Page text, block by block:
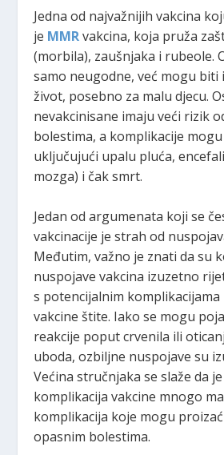
Jedna od najvažnijih vakcina
je MMRvakcina, koja pruža
(morbila), zaušnjaka i rubeole.
samo neugodne, već mogu biti
život, posebno za malu djecu.
nevakcinisane imaju veći rizik
bolestima, a komplikacije
uključujući upalu pluća,
mozga) i čak smrt.
Jedan od argumenata koji se
vakcinacije je strah od
Međutim, važno je znati da su
nuspojave vakcina izuzetno
s potencijalnim
vakcine štite. Iako se mogu
reakcije poput crvenila ili
uboda, ozbiljne nuspojave su
Većina stručnjaka se slaže da
komplikacija vakcine mnogo
komplikacija koje mogu
opasnim bolestima.